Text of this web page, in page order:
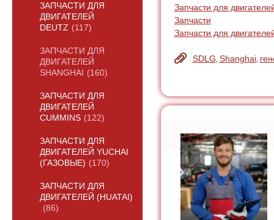
ЗАПЧАСТИ ДЛЯ
ДВИГАТЕЛЕЙ
DEUTZ (117)
ЗАПЧАСТИ ДЛЯ
ДВИГАТЕЛЕЙ
SHANGHAI
(160)
ЗАПЧАСТИ ДЛЯ
ДВИГАТЕЛЕЙ
CUMMINS (122)
ЗАПЧАСТИ ДЛЯ
ДВИГАТЕЛЕЙ YUCHAI
(ГАЗОВЫЕ) (170)
ЗАПЧАСТИ ДЛЯ
ДВИГАТЕЛЕЙ (HUATAI)
(86)
Запчасти для
Запчасти
Запчасти для
SDLG Shanghai,